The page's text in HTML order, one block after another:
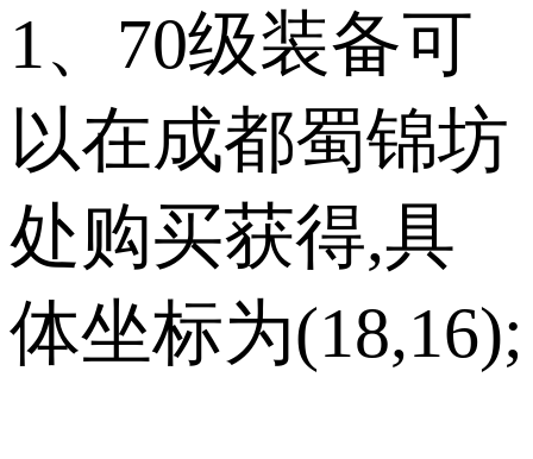
1、70级装备可
以在成都蜀锦坊
处购买获得,具
体坐标为(18,16);